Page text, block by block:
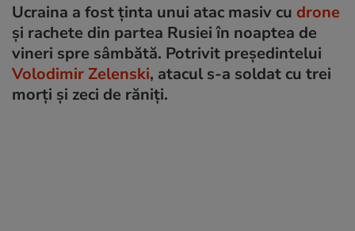
Ucraina a fost ținta unui atac masiv cu drone
și rachete din partea Rusiei în noaptea de
vineri spre sâmbătă. Potrivit președintelui
Volodimir Zelenski, atacul s-a soldat cu trei
morți și zeci de răniți.